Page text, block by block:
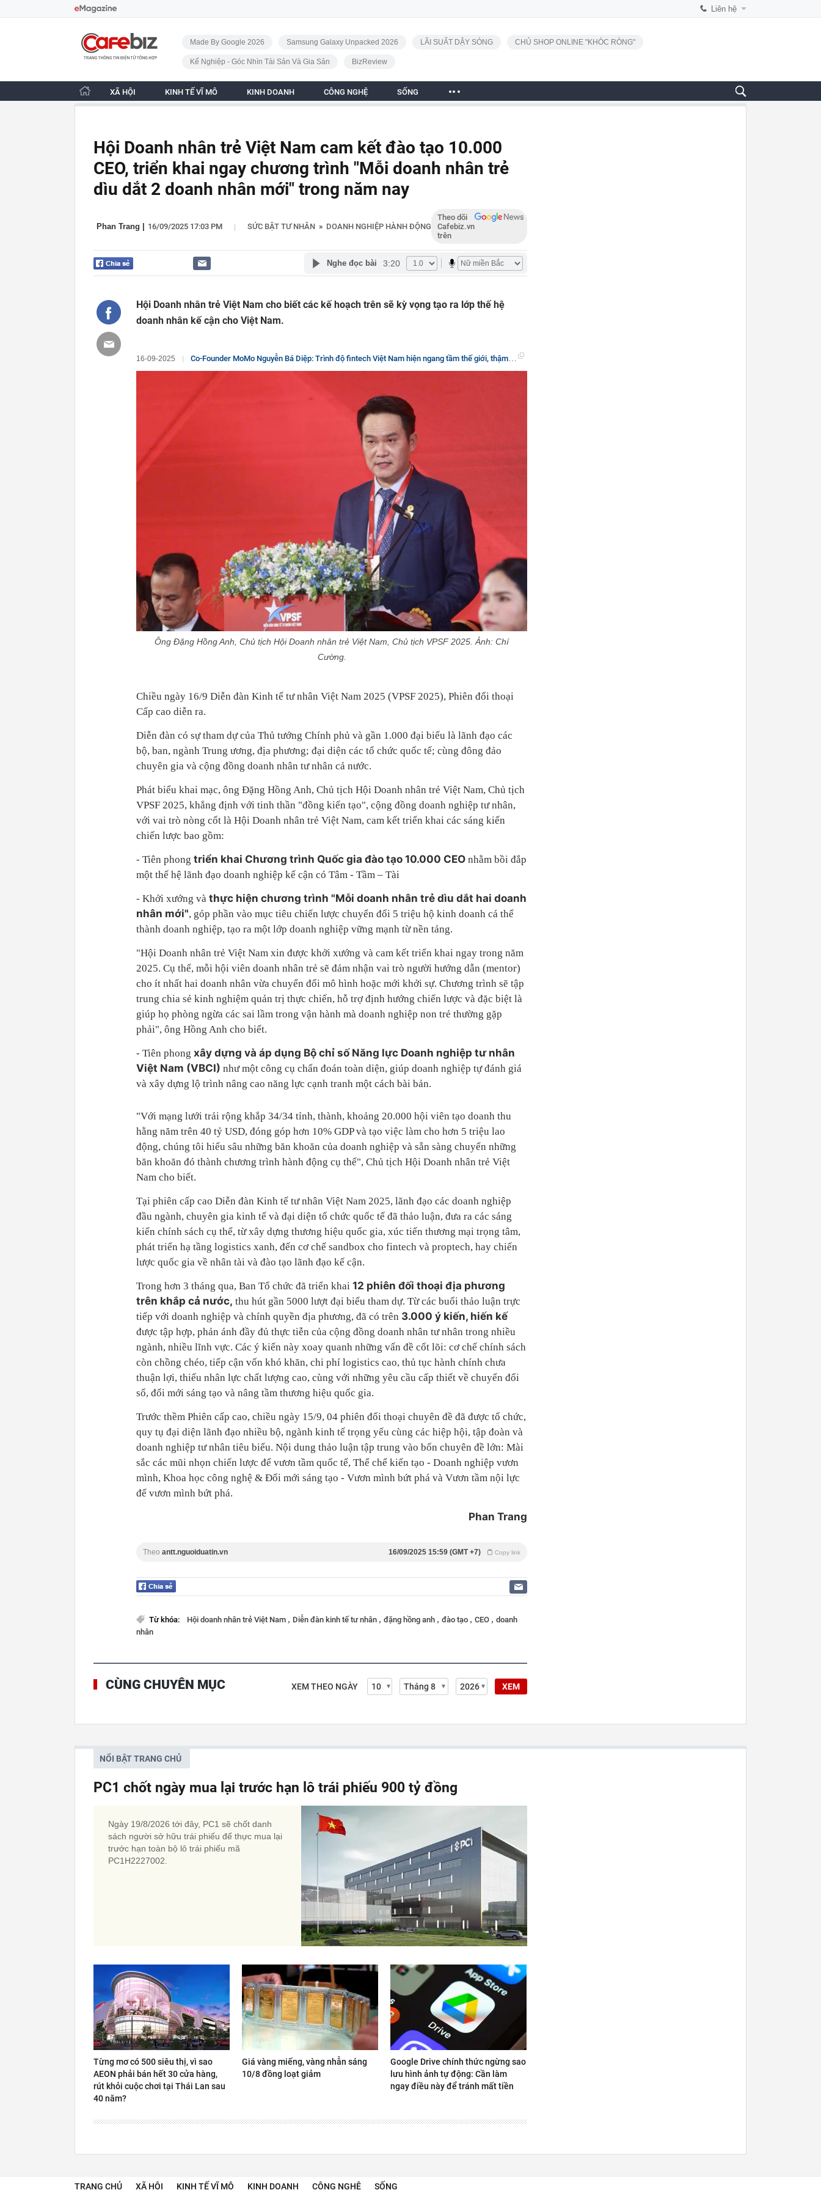
Liên hệ
CafeBiz - Trang chủ
Made By Google 2026 Samsung Galaxy Unpacked 2026 LÃI SUẤT DẬY SÓNG CHỦ SHOP ONLINE "KHÓC RÒNG"
Kế Nghiệp - Góc Nhìn Tài Sản Và Gia Sản BizReview
XÃ HỘI KINH TẾ VĨ MÔ KINH DOANH CÔNG NGHỆ SỐNG
Hội Doanh nhân trẻ Việt Nam cam kết đào tạo 10.000
CEO, triển khai ngay chương trình "Mỗi doanh nhân trẻ
dìu dắt 2 doanh nhân mới" trong năm nay
Phan Trang 16/09/2025 17:03 PM | SỨC BẬT TƯ NHÂN » DOANH NGHIỆP HÀNH ĐỘNG
Theo dõi
Cafebiz.vn
trên
Nghe đọc bài 3:20
Hội Doanh nhân trẻ Việt Nam cho biết các kế hoạch trên sẽ kỳ vọng tạo ra lớp thế hệ
doanh nhân kế cận cho Việt Nam.
16-09-2025 Co-Founder MoMo Nguyễn Bá Diệp: Trình độ fintech Việt Nam hiện ngang tầm thế giới, thậm chí hơn cả Mỹ hay Châu Âu về thực thi
Ông Đặng Hồng Anh, Chủ tịch Hội Doanh nhân trẻ Việt Nam, Chủ tịch VPSF 2025. Ảnh: Chí
Cường.
Chiều ngày 16/9 Diễn đàn Kinh tế tư nhân Việt Nam 2025 (VPSF 2025), Phiên đối thoại
Cấp cao diễn ra.
Diễn đàn có sự tham dự của Thủ tướng Chính phủ và gần 1.000 đại biểu là lãnh đạo các
bộ, ban, ngành Trung ương, địa phương; đại diện các tổ chức quốc tế; cùng đông đảo
chuyên gia và cộng đồng doanh nhân tư nhân cả nước.
Phát biểu khai mạc, ông Đặng Hồng Anh, Chủ tịch Hội Doanh nhân trẻ Việt Nam, Chủ tịch
VPSF 2025, khẳng định với tinh thần "đồng kiến tạo", cộng đồng doanh nghiệp tư nhân,
với vai trò nòng cốt là Hội Doanh nhân trẻ Việt Nam, cam kết triển khai các sáng kiến
chiến lược bao gồm:
- Tiên phong triển khai Chương trình Quốc gia đào tạo 10.000 CEO nhằm bồi đắp
một thế hệ lãnh đạo doanh nghiệp kế cận có Tâm - Tầm – Tài
- Khởi xướng và thực hiện chương trình "Mỗi doanh nhân trẻ dìu dắt hai doanh
nhân mới", góp phần vào mục tiêu chiến lược chuyển đổi 5 triệu hộ kinh doanh cá thể
thành doanh nghiệp, tạo ra một lớp doanh nghiệp vững mạnh từ nền tảng.
"Hội Doanh nhân trẻ Việt Nam xin được khởi xướng và cam kết triển khai ngay trong năm
2025. Cụ thể, mỗi hội viên doanh nhân trẻ sẽ đảm nhận vai trò người hướng dẫn (mentor)
cho ít nhất hai doanh nhân vừa chuyển đổi mô hình hoặc mới khởi sự. Chương trình sẽ tập
trung chia sẻ kinh nghiệm quản trị thực chiến, hỗ trợ định hướng chiến lược và đặc biệt là
giúp họ phòng ngừa các sai lầm trong vận hành mà doanh nghiệp non trẻ thường gặp
phải", ông Hồng Anh cho biết.
- Tiên phong xây dựng và áp dụng Bộ chỉ số Năng lực Doanh nghiệp tư nhân
Việt Nam (VBCI) như một công cụ chẩn đoán toàn diện, giúp doanh nghiệp tự đánh giá
và xây dựng lộ trình nâng cao năng lực cạnh tranh một cách bài bản.
"Với mạng lưới trải rộng khắp 34/34 tỉnh, thành, khoảng 20.000 hội viên tạo doanh thu
hằng năm trên 40 tỷ USD, đóng góp hơn 10% GDP và tạo việc làm cho hơn 5 triệu lao
động, chúng tôi hiểu sâu những băn khoăn của doanh nghiệp và sẵn sàng chuyển những
băn khoăn đó thành chương trình hành động cụ thể", Chủ tịch Hội Doanh nhân trẻ Việt
Nam cho biết.
Tại phiên cấp cao Diễn đàn Kinh tế tư nhân Việt Nam 2025, lãnh đạo các doanh nghiệp
đầu ngành, chuyên gia kinh tế và đại diện tổ chức quốc tế đã thảo luận, đưa ra các sáng
kiến chính sách cụ thể, từ xây dựng thương hiệu quốc gia, xúc tiến thương mại trọng tâm,
phát triển hạ tầng logistics xanh, đến cơ chế sandbox cho fintech và proptech, hay chiến
lược quốc gia về nhân tài và đào tạo lãnh đạo kế cận.
Trong hơn 3 tháng qua, Ban Tổ chức đã triển khai 12 phiên đối thoại địa phương
trên khắp cả nước, thu hút gần 5000 lượt đại biểu tham dự. Từ các buổi thảo luận trực
tiếp với doanh nghiệp và chính quyền địa phương, đã có trên 3.000 ý kiến, hiến kế
được tập hợp, phản ánh đầy đủ thực tiễn của cộng đồng doanh nhân tư nhân trong nhiều
ngành, nhiều lĩnh vực. Các ý kiến này xoay quanh những vấn đề cốt lõi: cơ chế chính sách
còn chồng chéo, tiếp cận vốn khó khăn, chi phí logistics cao, thủ tục hành chính chưa
thuận lợi, thiếu nhân lực chất lượng cao, cùng với những yêu cầu cấp thiết về chuyển đổi
số, đổi mới sáng tạo và nâng tầm thương hiệu quốc gia.
Trước thềm Phiên cấp cao, chiều ngày 15/9, 04 phiên đối thoại chuyên đề đã được tổ chức,
quy tụ đại diện lãnh đạo nhiều bộ, ngành kinh tế trọng yếu cùng các hiệp hội, tập đoàn và
doanh nghiệp tư nhân tiêu biểu. Nội dung thảo luận tập trung vào bốn chuyên đề lớn: Mài
sắc các mũi nhọn chiến lược để vươn tầm quốc tế, Thể chế kiến tạo - Doanh nghiệp vươn
mình, Khoa học công nghệ & Đổi mới sáng tạo - Vươn mình bứt phá và Vươn tầm nội lực
để vươn mình bứt phá.
Phan Trang
Theo antt.nguoiduatin.vn Copy link
16/09/2025 15:59 (GMT +7)
Từ khóa: Hội doanh nhân trẻ Việt Nam , Diễn đàn kinh tế tư nhân , đặng hồng anh , đào tạo , CEO , doanh
nhân
CÙNG CHUYÊN MỤC XEM THEO NGÀY XEM
NỔI BẬT TRANG CHỦ
PC1 chốt ngày mua lại trước hạn lô trái phiếu 900 tỷ đồng
Ngày 19/8/2026 tới đây, PC1 sẽ chốt danh
sách người sở hữu trái phiếu để thực mua lại
trước hạn toàn bộ lô trái phiếu mã
PC1H2227002.
Từng mơ có 500 siêu thị, vì sao
AEON phải bán hết 30 cửa hàng,
rút khỏi cuộc chơi tại Thái Lan sau
40 năm?
Giá vàng miếng, vàng nhẫn sáng
10/8 đồng loạt giảm
Google Drive chính thức ngừng sao
lưu hình ảnh tự động: Cần làm
ngay điều này để tránh mất tiền
TRANG CHỦ XÃ HỘI KINH TẾ VĨ MÔ KINH DOANH CÔNG NGHỆ SỐNG